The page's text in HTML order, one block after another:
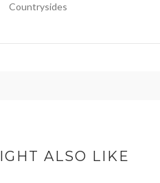
Countrysides
ALSO LIKE